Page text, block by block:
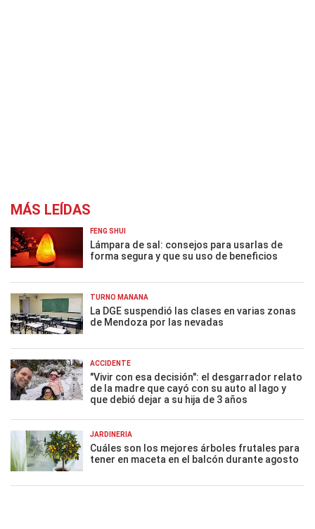
MÁS LEÍDAS
FENG SHUI
Lámpara de sal: consejos para usarlas de
forma segura y que su uso de beneficios
TURNO MAÑANA
La DGE suspendió las clases en varias zonas
de Mendoza por las nevadas
ACCIDENTE
"Vivir con esa decisión": el desgarrador relato
de la madre que cayó con su auto al lago y
que debió dejar a su hija de 3 años
JARDINERÍA
Cuáles son los mejores árboles frutales para
tener en maceta en el balcón durante agosto